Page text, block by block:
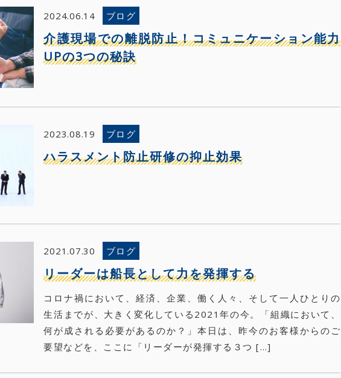
2024.06.14 ブログ
介護現場での離脱防止！コミュニケーション能力
UPの3つの秘訣
2023.08.19 ブログ
ハラスメント防止研修の抑止効果
2021.07.30 ブログ
リーダーは船長として力を発揮する
コロナ禍において、経済、企業、働く人々、そして一人ひとりの
生活までが、大きく変化している2021年の今。「組織において、
何が成される必要があるのか？」本日は、昨今のお客様からのご
要望などを、ここに「リーダーが発揮する３つ […]